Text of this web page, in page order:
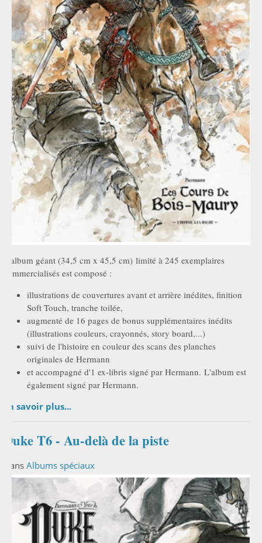
L'album géant (34,5 cm x 45,5 cm) limité à 245 exemplaires
commercialisés est composé :
illustrations de couvertures avant et arrière inédites, finition
Soft Touch, tranche toilée,
augmenté de 16 pages de bonus supplémentaires inédits
(illustrations couleurs, crayonnés, story board,...)
suivi de l'histoire en couleur des scans des planches
originales de Hermann
et accompagné d'1 ex-libris signé par Hermann. L'album est
également signé par Hermann.
En savoir plus...
Duke T6 - Au-delà de la piste
Dans Albums spéciaux